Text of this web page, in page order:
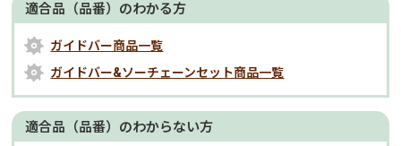
適合品（品番）のわかる方
ガイドバー商品一覧
ガイドバー&ソーチェーンセット商品一覧
適合品（品番）のわからない方